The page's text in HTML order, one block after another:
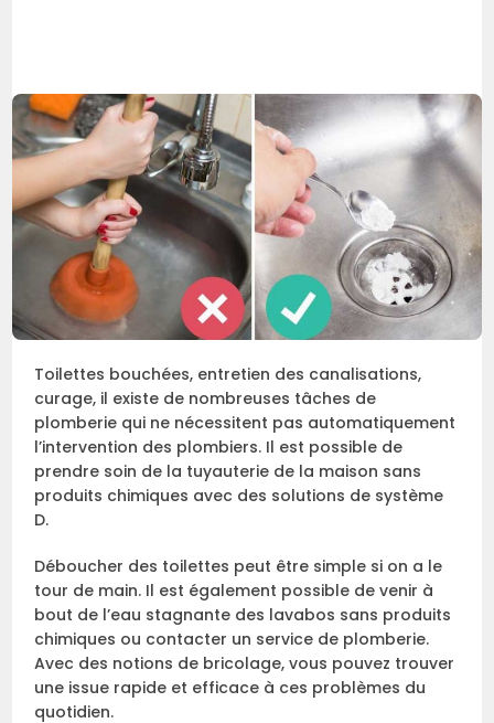
Toilettes bouchées, entretien des canalisations,
curage, il existe de nombreuses tâches de
plomberie qui ne nécessitent pas automatiquement
l’intervention des plombiers. Il est possible de
prendre soin de la tuyauterie de la maison sans
produits chimiques avec des solutions de système
D.
Déboucher des toilettes peut être simple si on a le
tour de main. Il est également possible de venir à
bout de l’eau stagnante des lavabos sans produits
chimiques ou contacter un service de plomberie.
Avec des notions de bricolage, vous pouvez trouver
une issue rapide et efficace à ces problèmes du
quotidien.